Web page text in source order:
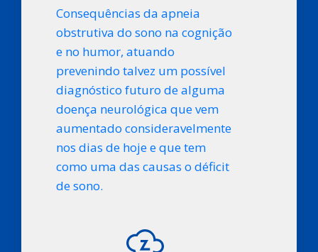
Consequências da apneia
obstrutiva do sono na cognição
e no humor, atuando
prevenindo talvez um possível
diagnóstico futuro de alguma
doença neurológica que vem
aumentado consideravelmente
nos dias de hoje e que tem
como uma das causas o déficit
de sono.